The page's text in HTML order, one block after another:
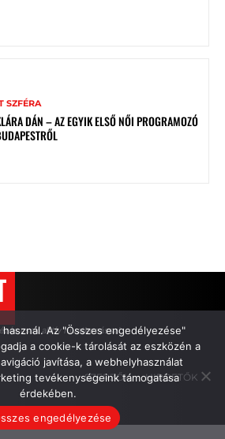
SZFÉRA
DÁN – AZ EGYIK ELSŐ NŐI PROGRAMOZÓ
csak aktív hivatkozással.
SZERZŐK HIRDETŐK
Az "Összes engedélyezése"
a cookie-k tárolását az eszközén a
javítása, a webhelyhasználat
tevékenységeink támogatása
érdekében.
engedélyezése